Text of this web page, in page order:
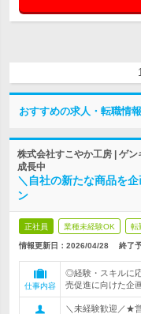
おすすめの求人・転職情報
株式会社すこやか工房 | ゲ
成長中
＼自社の新たな商品を
ン
正社員 業種未経験OK 転
情報更新日：2026/04/28 終了
仕事内容
◎経験・スキルに
売促進に向けた企
＼未経験歓迎／★